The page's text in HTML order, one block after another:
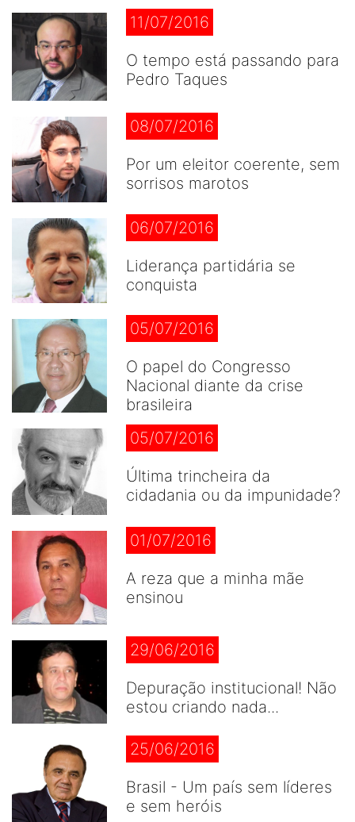
11/07/2016
O tempo está passando para
Pedro Taques
08/07/2016
Por um eleitor coerente, sem
sorrisos marotos
06/07/2016
Liderança partidária se
conquista
05/07/2016
O papel do Congresso
Nacional diante da crise
brasileira
05/07/2016
Última trincheira da
cidadania ou da impunidade?
01/07/2016
A reza que a minha mãe
ensinou
29/06/2016
Depuração institucional! Não
estou criando nada...
25/06/2016
Brasil - Um país sem líderes
e sem heróis